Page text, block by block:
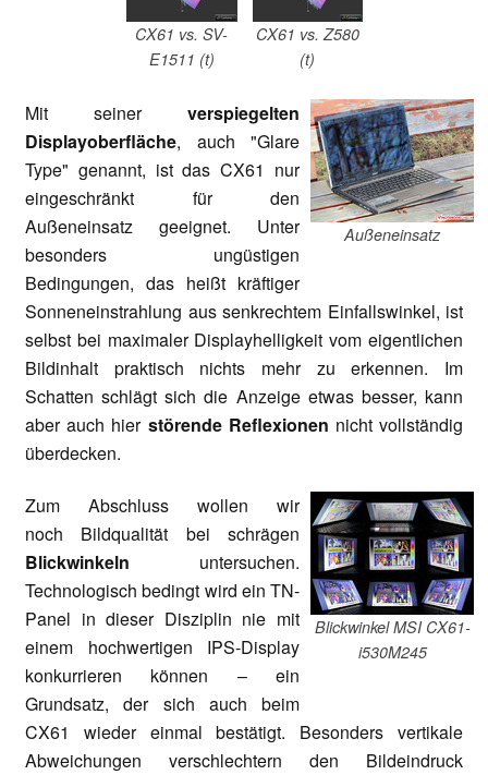
CX61 vs. SV-
E1511 (t)
CX61 vs. Z580
(t)
Außeneinsatz
Mit seiner verspiegelten
Displayoberfläche, auch "Glare
Type" genannt, ist das CX61 nur
eingeschränkt für den
Außeneinsatz geeignet. Unter
besonders ungüstigen
Bedingungen, das heißt kräftiger
Sonneneinstrahlung aus senkrechtem Einfallswinkel, ist
selbst bei maximaler Displayhelligkeit vom eigentlichen
Bildinhalt praktisch nichts mehr zu erkennen. Im
Schatten schlägt sich die Anzeige etwas besser, kann
aber auch hier störende Reflexionen nicht vollständig
überdecken.
Blickwinkel MSI CX61-
i530M245
Zum Abschluss wollen wir
noch Bildqualität bei schrägen
Blickwinkeln untersuchen.
Technologisch bedingt wird ein TN-
Panel in dieser Disziplin nie mit
einem hochwertigen IPS-Display
konkurrieren können – ein
Grundsatz, der sich auch beim
CX61 wieder einmal bestätigt. Besonders vertikale
Abweichungen verschlechtern den Bildeindruck